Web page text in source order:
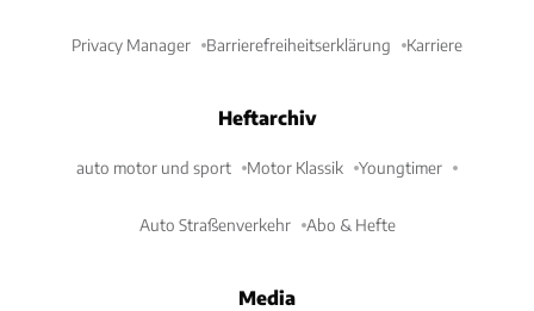
Privacy Manager Barrierefreiheitserklärung Karriere
Heftarchiv
auto motor und sport Motor Klassik Youngtimer
Auto Straßenverkehr Abo & Hefte
Media